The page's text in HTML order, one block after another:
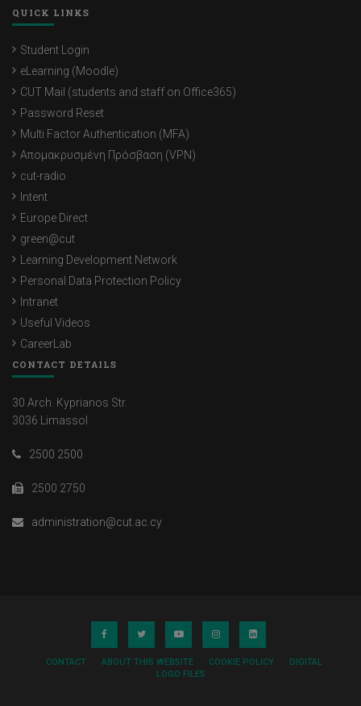
QUICK LINKS
Student Login
eLearning (Moodle)
CUT Mail (students and staff on Office365)
Password Reset
Multi Factor Authentication (MFA)
Απομακρυσμένη Πρόσβαση (VPN)
cut-radio
Intent
Europe Direct
green@cut
Learning Development Network
Personal Data Protection Policy
Intranet
Useful Videos
CareerLab
CONTACT DETAILS
30 Arch. Kyprianos Str.
3036 Limassol
2500 2500
2500 2750
administration@cut.ac.cy
CONTACT ABOUT THIS WEBSITE COOKIE POLICY
DIGITAL
LOGO FILES